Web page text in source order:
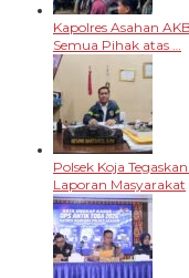
Kapolres Asahan
Semua Pihak atas …
Polsek Koja
Laporan Masyarakat